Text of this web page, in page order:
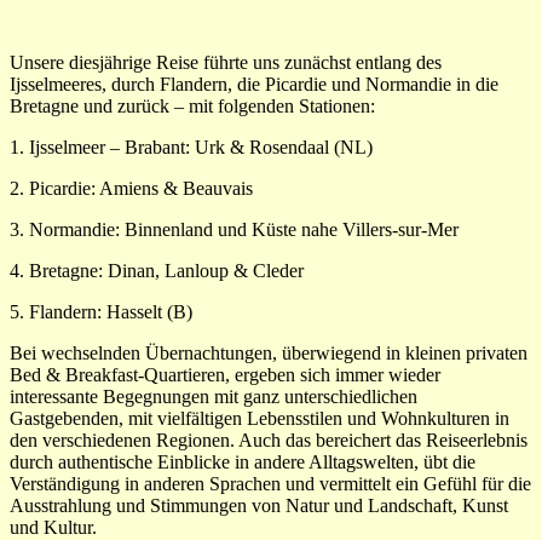
Unsere diesjährige Reise führte uns zunächst entlang des
Ijsselmeeres, durch Flandern, die Picardie und Normandie in die
Bretagne und zurück – mit folgenden Stationen:
1. Ijsselmeer – Brabant: Urk & Rosendaal (NL)
2. Picardie: Amiens & Beauvais
3. Normandie: Binnenland und Küste nahe Villers-sur-Mer
4. Bretagne: Dinan, Lanloup & Cleder
5. Flandern: Hasselt (B)
Bei wechselnden Übernachtungen, überwiegend in kleinen privaten
Bed & Breakfast-Quartieren, ergeben sich immer wieder
interessante Begegnungen mit ganz unterschiedlichen
Gastgebenden, mit vielfältigen Lebensstilen und Wohnkulturen in
den verschiedenen Regionen. Auch das bereichert das Reiseerlebnis
durch authentische Einblicke in andere Alltagswelten, übt die
Verständigung in anderen Sprachen und vermittelt ein Gefühl für die
Ausstrahlung und Stimmungen von Natur und Landschaft, Kunst
und Kultur.